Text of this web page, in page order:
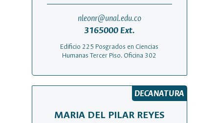
nleonr@unal.edu.co
3165000 Ext.
Edificio 225 Posgrados en Ciencias
Humanas Tercer Piso. Oficina 302
DECANATURA
MARIA DEL PILAR REYES